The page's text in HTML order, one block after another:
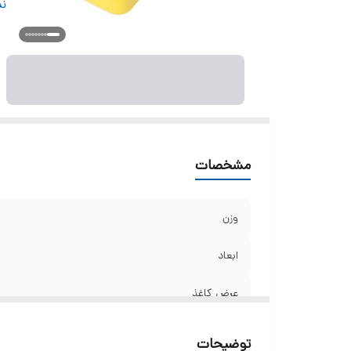
مشخصات
وزن
ابعاد
عرض کاغذ
توضیحات